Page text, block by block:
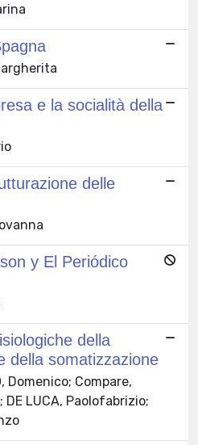
e la socialità della
delle
y El Periódico
della
della somatizzazione
Domenico; Compare,
LUCA, Paolofabrizio;